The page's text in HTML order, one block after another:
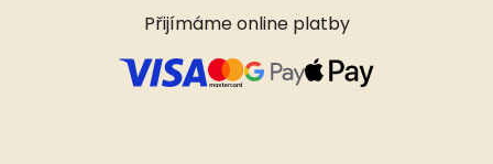
Přijímáme online platby